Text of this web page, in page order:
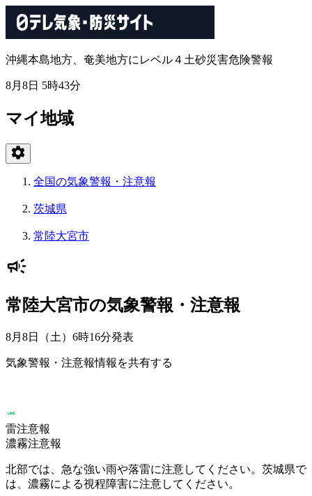
沖縄本島地方、奄美地方にレベル４土砂災害危険警報
8月8日 5時43分
マイ地域
全国の気象警報・注意報
茨城県
常陸大宮市
常陸大宮市の気象警報・注意報
8月8日（土）6時16分発表
気象警報・注意報情報を共有する
雷注意報
濃霧注意報
北部では、急な強い雨や落雷に注意してください。茨城県で
は、濃霧による視程障害に注意してください。